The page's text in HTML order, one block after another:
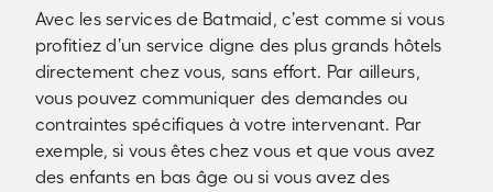
Avec les services de Batmaid, c’est comme si vous
profitiez d’un service digne des plus grands hôtels
directement chez vous, sans effort. Par ailleurs,
vous pouvez communiquer des demandes ou
contraintes spécifiques à votre intervenant. Par
exemple, si vous êtes chez vous et que vous avez
des enfants en bas âge ou si vous avez des